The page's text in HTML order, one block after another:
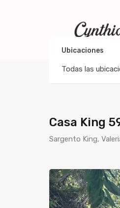
Ubicaciones
Todas las
Casa King
Sargento King,